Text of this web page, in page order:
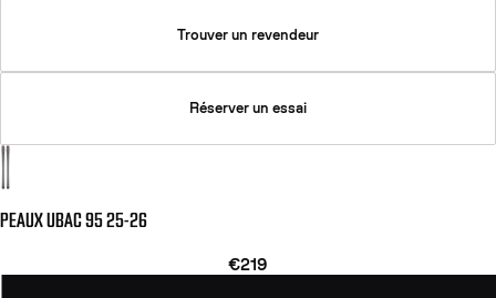
Trouver un revendeur
Réserver un essai
PEAUX UBAC 95 25-26
€219